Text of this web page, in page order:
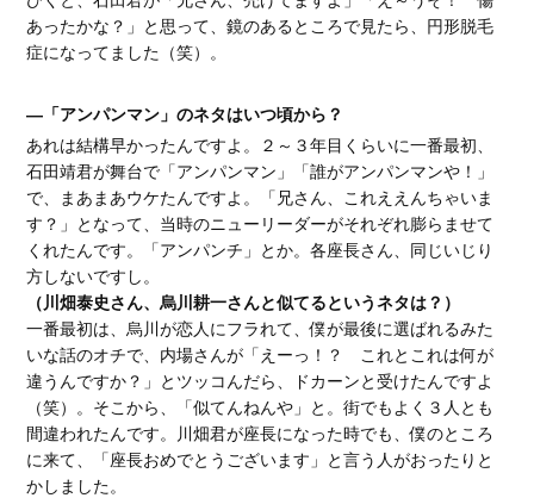
あったかな？」と思って、鏡のあるところで見たら、円形脱毛
症になってました（笑）。
―「アンパンマン」のネタはいつ頃から？
あれは結構早かったんですよ。２～３年目くらいに一番最初、
石田靖君が舞台で「アンパンマン」「誰がアンパンマンや！」
で、まあまあウケたんですよ。「兄さん、これええんちゃいま
す？」となって、当時のニューリーダーがそれぞれ膨らませて
くれたんです。「アンパンチ」とか。各座長さん、同じいじり
方しないですし。
（川畑泰史さん、烏川耕一さんと似てるというネタは？）
一番最初は、烏川が恋人にフラれて、僕が最後に選ばれるみた
いな話のオチで、内場さんが「えーっ！？ これとこれは何が
違うんですか？」とツッコんだら、ドカーンと受けたんですよ
（笑）。そこから、「似てんねんや」と。街でもよく３人とも
間違われたんです。川畑君が座長になった時でも、僕のところ
に来て、「座長おめでとうございます」と言う人がおったりと
かしました。